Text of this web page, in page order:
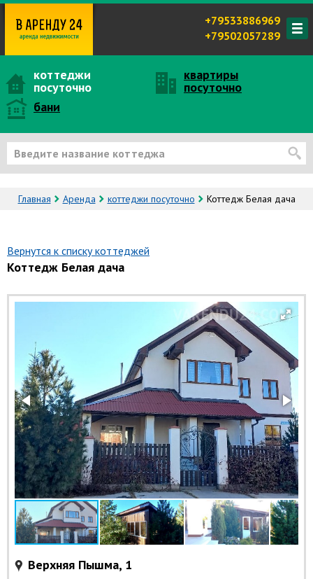
+79533886969
+79502057289
коттеджи
посуточно
квартиры
посуточно
бани
Главная Аренда коттеджи посуточно Коттедж Белая дача
Вернутся к списку коттеджей
Коттедж Белая дача
Верхняя Пышма, 1